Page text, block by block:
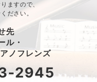
ますので、
ださい。
先
ル・
ノフレンズ
2945